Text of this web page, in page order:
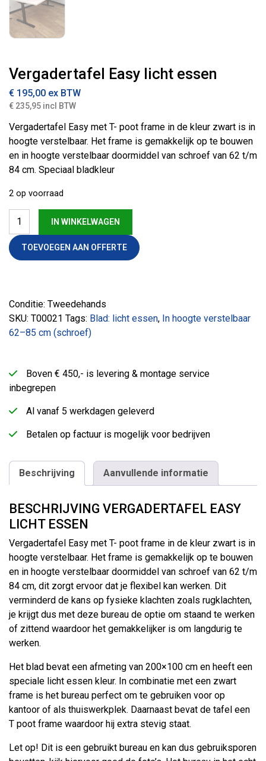
Vergadertafel Easy licht essen
€ 195,00 ex BTW
€ 235,95 incl BTW
Vergadertafel Easy met T- poot frame in de kleur zwart is in
hoogte verstelbaar. Het frame is gemakkelijk op te bouwen
en in hoogte verstelbaar doormiddel van schroef van 62 t/m
84 cm. Speciaal bladkleur
2 op voorraad
Vergadertafel Easy licht essen aantal
IN WINKELWAGEN
TOEVOEGEN AAN OFFERTE
Conditie: Tweedehands
SKU: T00021 Tags: Blad: licht essen, In hoogte verstelbaar
62–85 cm (schroef)
Boven € 450,- is levering & montage service
inbegrepen
Al vanaf 5 werkdagen geleverd
Betalen op factuur is mogelijk voor bedrijven
Beschrijving Aanvullende informatie
BESCHRIJVING VERGADERTAFEL EASY
LICHT ESSEN
Vergadertafel Easy met T- poot frame in de kleur zwart is in
hoogte verstelbaar. Het frame is gemakkelijk op te bouwen
en in hoogte verstelbaar doormiddel van schroef van 62 t/m
84 cm, dit zorgt ervoor dat je flexibel kan werken. Dit
verminderd de kans op fysieke klachten zoals rugklachten,
je krijgt dus met deze bureau de optie om staand te werken
of zittend waardoor het gemakkelijker is om langdurig te
werken.
Het blad bevat een afmeting van 200×100 cm en heeft een
speciale licht essen kleur. In combinatie met een zwart
frame is het bureau perfect om te gebruiken voor op
kantoor of als thuiswerkplek. Daarnaast bevat de tafel een
T poot frame waardoor hij extra stevig staat.
Let op! Dit is een gebruikt bureau en kan dus gebruiksporen